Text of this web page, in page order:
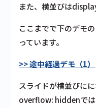
また、横並びは
ここまでで下のデモ
っています。
>> 途中経過デモ（1）
スライドが横並びに
overflow: hiddenでは